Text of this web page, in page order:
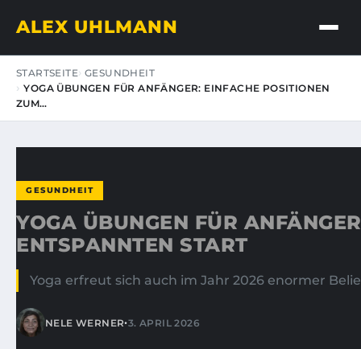
ALEX UHLMANN
STARTSEITE GESUNDHEIT
YOGA ÜBUNGEN FÜR ANFÄNGER: EINFACHE POSITIONEN
ZUM…
GESUNDHEIT
YOGA ÜBUNGEN FÜR
ENTSPANNTEN START
Yoga erfreut sich auch im Jahr 2026 enormer
NELE WERNER•3. APRIL 2026